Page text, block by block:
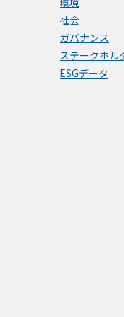
社会
ガバナンス
ステークホル
ESGデータ